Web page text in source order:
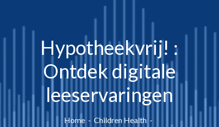
Hypotheekvrij! :
Ontdek digitale
leeservaringen
Home
Children Health